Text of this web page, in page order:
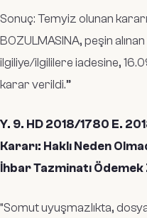
Sonuç: Temyiz olunan
BOZULMASINA, peşin
ilgiliye/ilgililere iadesine,
karar verildi.”
Y. 9. HD 2018/1780 E.
Kararı: Haklı Neden
İhbar Tazminatı
“Somut uyuşmazlıkta,